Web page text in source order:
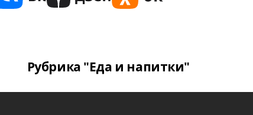
Рубрика "Еда и напитки"